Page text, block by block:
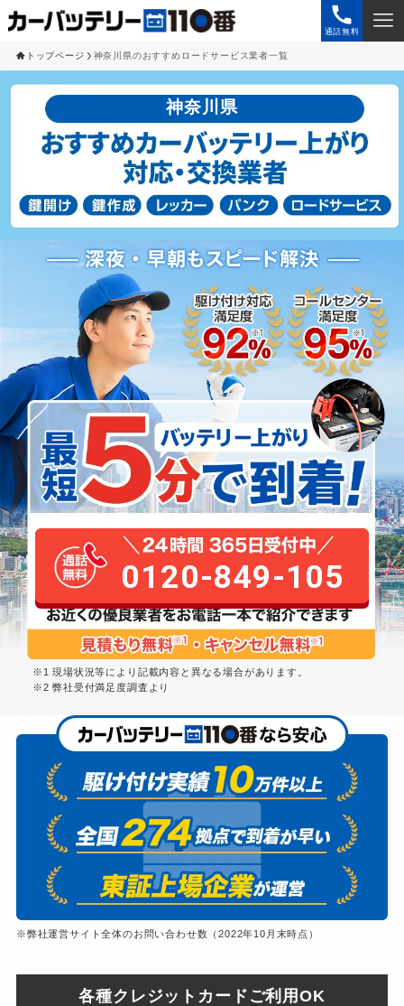
通話無料
トップページ 神奈川県のおすすめロードサービス業者一覧
神奈川県
0120-849-105
※1 現場状況等により記載内容と異なる場合があります。
※2 弊社受付満足度調査より
※弊社運営サイト全体のお問い合わせ数（2022年10月末時点）
各種クレジットカードご利用OK